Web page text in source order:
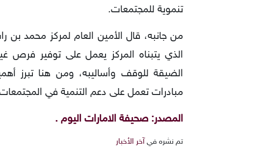
تنموية للمجتمعات.
من جانبه، قال الأمين العام لمركز محمد بن
الذي يتبناه المركز يعمل على توفير فرص
الضيقة للوقف وأساليبه، ومن هنا تبرز
مبادرات تعمل على دعم التنمية في المجتمعات
المصدر: صحيفة الامارات اليوم .
تم نشره في آخر الأخبار